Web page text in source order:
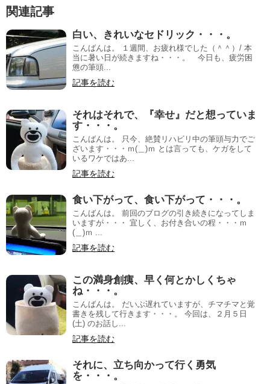
関連記事
白い、きれいなセドリック・・・。
こんばんは。 １週間、お疲れ様でした（＾＾）/ 本
当に暑い日が続きますね・・・。 今日も、疲労困
憊の筆頭...
記事を読む
それはそれで、『幸せ』だと想っていま
す・・・。
こんばんは。 只今、絶賛リハビリ中の筆頭与力でご
ざいます・・・ｍ(＿)ｍ とは言っても、ケガをして
いるワケではあ...
記事を読む
食い下がって、食い下がって・・・。
こんばんは。 前回のブログの引き続きになってしま
いますが・・・ 宜しく、お付き合いの程・・・ｍ
(＿)ｍ ...
記事を読む
この満身創痍、早く何とかしくちゃ
ね・・・。
こんばんは。 だいぶ遅れていますが、チマチマと覚
書きを残して行きます・・・。 今回は、２月５日
(土) のお話し...
記事を読む
それに、立ち向かって行く勇気
を・・・。